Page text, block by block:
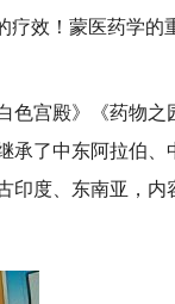
疗效！蒙医药学的
宫殿》《药物之
承了中东阿拉伯、
印度、东南亚，内